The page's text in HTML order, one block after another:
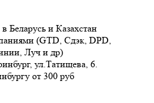
Беларусь и Казахстан
(GTD, Сдэк, DPD,
Луч и др)
ул.Татищева, 6.
от 300 руб